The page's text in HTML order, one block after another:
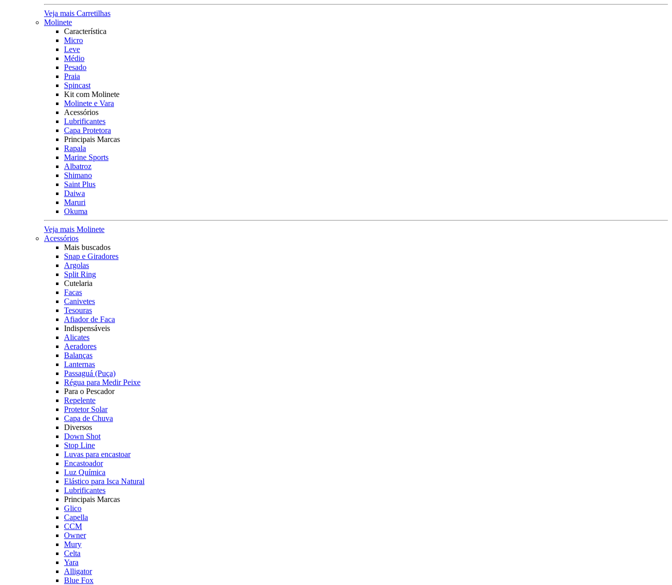
Veja mais Carretilhas
Molinete
Característica
Micro
Leve
Médio
Pesado
Praia
Spincast
Kit com Molinete
Molinete e Vara
Acessórios
Lubrificantes
Capa Protetora
Principais Marcas
Rapala
Marine Sports
Albatroz
Shimano
Saint Plus
Daiwa
Maruri
Okuma
Veja mais Molinete
Acessórios
Mais buscados
Snap e Giradores
Argolas
Split Ring
Cutelaria
Facas
Canivetes
Tesouras
Afiador de Faca
Indispensáveis
Alicates
Aeradores
Balanças
Lanternas
Passaguá (Puça)
Régua para Medir Peixe
Para o Pescador
Repelente
Protetor Solar
Capa de Chuva
Diversos
Down Shot
Stop Line
Luvas para encastoar
Encastoador
Luz Química
Elástico para Isca Natural
Lubrificantes
Principais Marcas
Glico
Capella
CCM
Owner
Mury
Celta
Yara
Alligator
Blue Fox